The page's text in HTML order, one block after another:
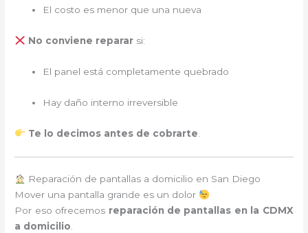
El costo es menor que una nueva
No conviene repararsi:
El panel está completamente quebrado
Hay daño interno irreversible
Te lo decimos antes de cobrarte
Reparación de pantallas a domicilio en San Diego
Mover una pantalla grande es un dolor
Por eso ofrecemos reparación de pantallas en la CDMX
a domicilio